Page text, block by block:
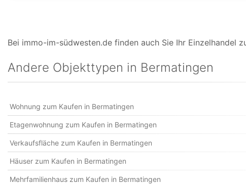
Bei immo-im-südwesten.de finden auch Sie Ihr Einzelhandel
Andere Objekttypen in Bermatingen
Wohnung zum Kaufen in Bermatingen
Etagenwohnung zum Kaufen in Bermatingen
Verkaufsfläche zum Kaufen in Bermatingen
Häuser zum Kaufen in Bermatingen
Mehrfamilienhaus zum Kaufen in Bermatingen